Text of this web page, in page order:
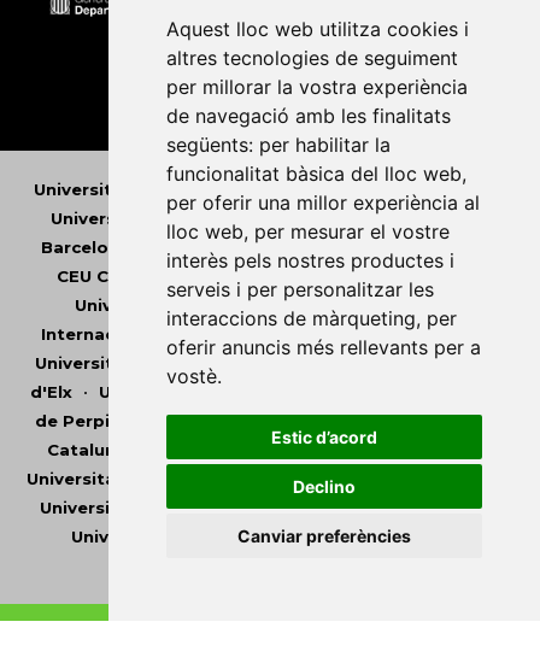
Aquest lloc web utilitza cookies i
altres tecnologies de seguiment
per millorar la vostra experiència
de navegació amb les finalitats
següents: per habilitar la
funcionalitat bàsica del lloc web,
per oferir una millor experiència al
lloc web, per mesurar el vostre
interès pels nostres productes i
serveis i per personalitzar les
interaccions de màrqueting, per
oferir anuncis més rellevants per a
vostè.
Estic d’acord
Declino
Canviar preferències
Universitat Abat Oliba CEU Universitat d'Alacant
Universitat d'Andorra
Universitat Autònoma de
Barcelona
Universitat de Barcelona
CEU Cardenal Herrera
Universitat de Girona
Universitat de les Illes Balears
Internacional de Catalunya
Universitat Jaume I
Universitat de Lleida
Universitat Miguel Hernández
d'Elx• Universitat Oberta de Catalunya
de Perpinyà Via Domitia•Universitat Politècnica de
Catalunya
Universitat Politècnica de València
Universitat Pompeu Fabra
Universitat Ramon Llull
Universitat Rovira i Virgili•Universitat de Sàsser•
Universitat de València•Universitat de Vic -